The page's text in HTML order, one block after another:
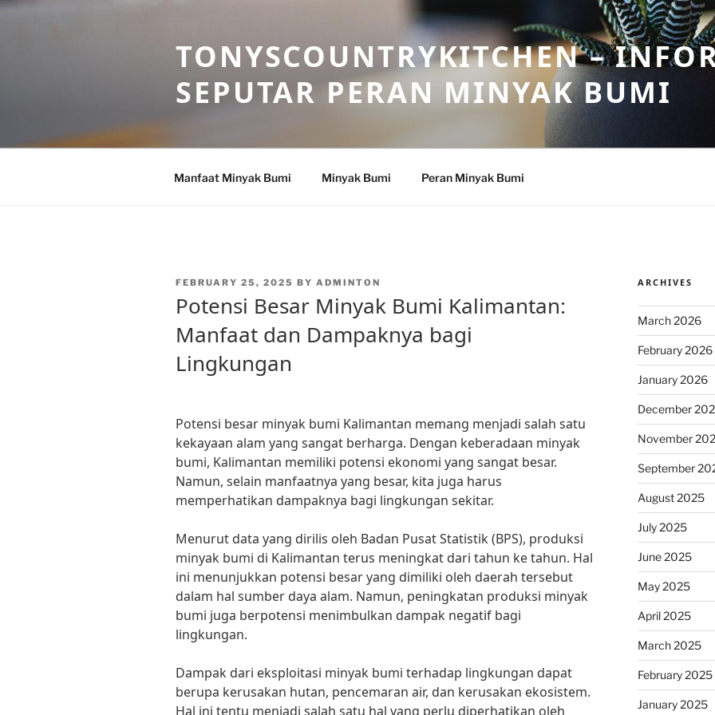
Skip
TONYSCOUNTRYKITCHEN –
SEPUTAR PERAN MINYAK BUMI
Manfaat Minyak Bumi Minyak Bumi Peran Minyak Bumi
POSTED
FEBRUARY 25, 2025 BY ADMINTON
Potensi Besar Minyak Bumi Kalimantan:
Manfaat dan Dampaknya bagi
Lingkungan
Potensi besar minyak bumi Kalimantan memang menjadi salah satu
kekayaan alam yang sangat berharga. Dengan keberadaan minyak
bumi, Kalimantan memiliki potensi ekonomi yang sangat besar.
Namun, selain manfaatnya yang besar, kita juga harus
memperhatikan dampaknya bagi lingkungan sekitar.
Menurut data yang dirilis oleh Badan Pusat Statistik (BPS), produksi
minyak bumi di Kalimantan terus meningkat dari tahun ke tahun. Hal
ini menunjukkan potensi besar yang dimiliki oleh daerah tersebut
dalam hal sumber daya alam. Namun, peningkatan produksi minyak
bumi juga berpotensi menimbulkan dampak negatif bagi
lingkungan.
Dampak dari eksploitasi minyak bumi terhadap lingkungan dapat
berupa kerusakan hutan, pencemaran air, dan kerusakan ekosistem.
Hal ini tentu menjadi salah satu hal yang perlu diperhatikan oleh
ARCHIVES
March 2026
February 2026
January 2026
December
November
September
August 2025
July 2025
June 2025
May 2025
April 2025
March 2025
February 2025
January 2025